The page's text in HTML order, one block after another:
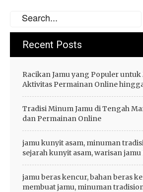
Recent Posts
Racikan Jamu yang Populer
Aktivitas Permainan Online
Tradisi Minum Jamu di Tengah
dan Permainan Online
jamu kunyit asam, minuman
sejarah kunyit asam, warisan
jamu beras kencur, bahan beras
membuat jamu, minuman